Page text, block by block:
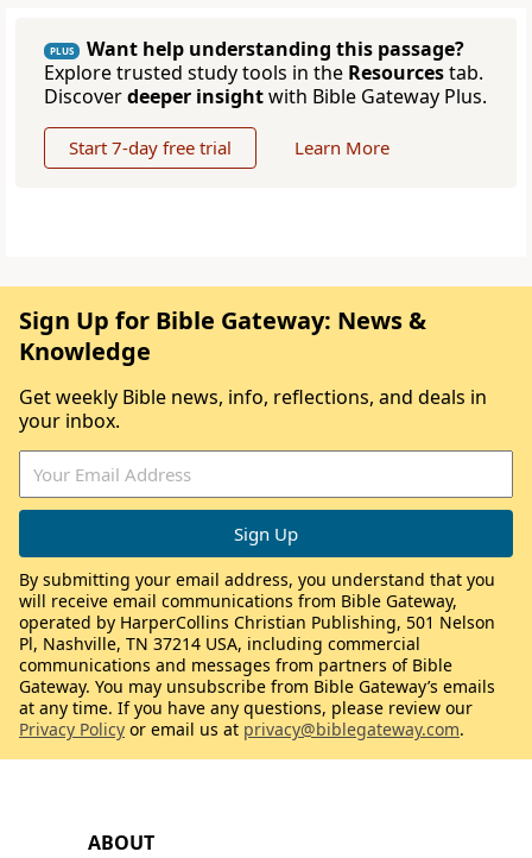
PLUS
Want help understanding this passage?
Explore trusted study tools in the Resourcestab.
Discoverdeeper insightwith Bible Gateway Plus.
Start 7-day free trial Learn More
ABOUT
Sign Up for Bible Gateway: News &
Knowledge
Get weekly Bible news, info, reflections, and deals in
your inbox.
By submitting your email address, you understand that you
will receive email communications from Bible Gateway,
operated by HarperCollins Christian Publishing, 501 Nelson
Pl, Nashville, TN 37214 USA, including commercial
communications and messages from partners of Bible
Gateway. You may unsubscribe from Bible Gateway’s emails
at any time. If you have any questions, please review our
Privacy Policy or email us at privacy@biblegateway.com.